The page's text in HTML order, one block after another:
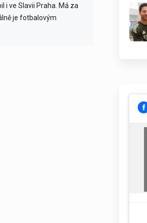
i ve Slavii Praha. Má za
je fotbalovým